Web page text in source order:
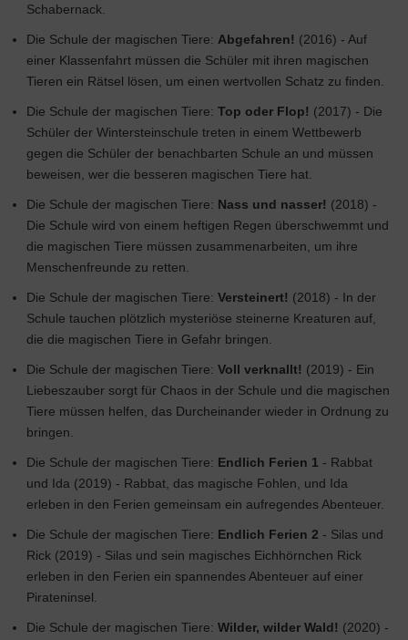
Schabernack.
Die Schule der magischen Tiere: Abgefahren! (2016) - Auf
einer Klassenfahrt müssen die Schüler mit ihren magischen
Tieren ein Rätsel lösen, um einen wertvollen Schatz zu finden.
Die Schule der magischen Tiere: Top oder Flop! (2017) - Die
Schüler der Wintersteinschule treten in einem Wettbewerb
gegen die Schüler der benachbarten Schule an und müssen
beweisen, wer die besseren magischen Tiere hat.
Die Schule der magischen Tiere: Nass und nasser! (2018) -
Die Schule wird von einem heftigen Regen überschwemmt und
die magischen Tiere müssen zusammenarbeiten, um ihre
Menschenfreunde zu retten.
Die Schule der magischen Tiere: Versteinert! (2018) - In der
Schule tauchen plötzlich mysteriöse steinerne Kreaturen auf,
die die magischen Tiere in Gefahr bringen.
Die Schule der magischen Tiere: Voll verknallt! (2019) - Ein
Liebeszauber sorgt für Chaos in der Schule und die magischen
Tiere müssen helfen, das Durcheinander wieder in Ordnung zu
bringen.
Die Schule der magischen Tiere: Endlich Ferien 1 - Rabbat
und Ida (2019) - Rabbat, das magische Fohlen, und Ida
erleben in den Ferien gemeinsam ein aufregendes Abenteuer.
Die Schule der magischen Tiere: Endlich Ferien 2 - Silas und
Rick (2019) - Silas und sein magisches Eichhörnchen Rick
erleben in den Ferien ein spannendes Abenteuer auf einer
Pirateninsel.
Die Schule der magischen Tiere: Wilder, wilder Wald! (2020) -